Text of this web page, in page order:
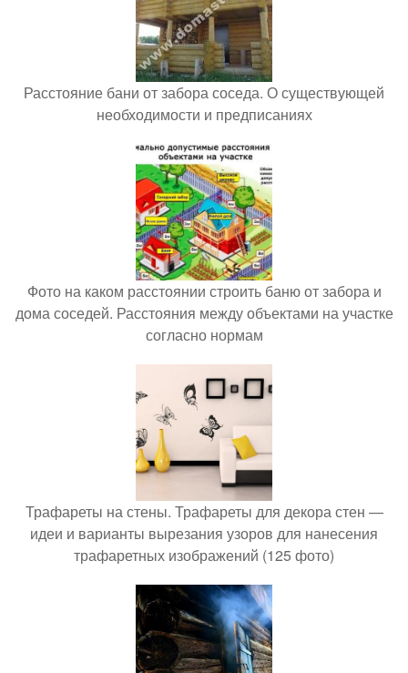
Расстояние бани от забора соседа. О существующей
необходимости и предписаниях
Фото на каком расстоянии строить баню от забора и
дома соседей. Расстояния между объектами на участке
согласно нормам
Трафареты на стены. Трафареты для декора стен —
идеи и варианты вырезания узоров для нанесения
трафаретных изображений (125 фото)